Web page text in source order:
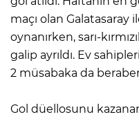
maçı olan Galatasaray
oynanırken, sarı-
galip ayrıldı. Ev
2 müsabaka da
Gol düellosunu